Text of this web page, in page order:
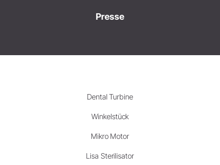
Presse
Dental Turbine
Winkelstück
Mikro Motor
Lisa Sterilisator